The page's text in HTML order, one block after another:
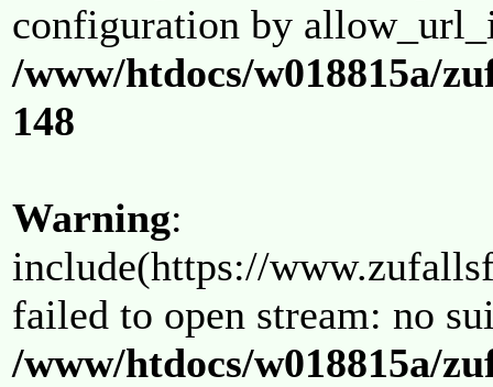
configuration by
/www/htdocs/w018815a/
148
Warning:
include(https://
failed to open stream: no
/www/htdocs/w018815a/